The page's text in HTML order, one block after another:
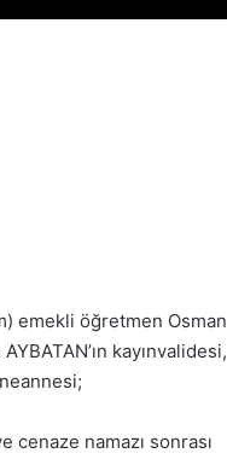
emekli öğretmen Osman
kayınvalidesi,
cenaze namazı sonrası